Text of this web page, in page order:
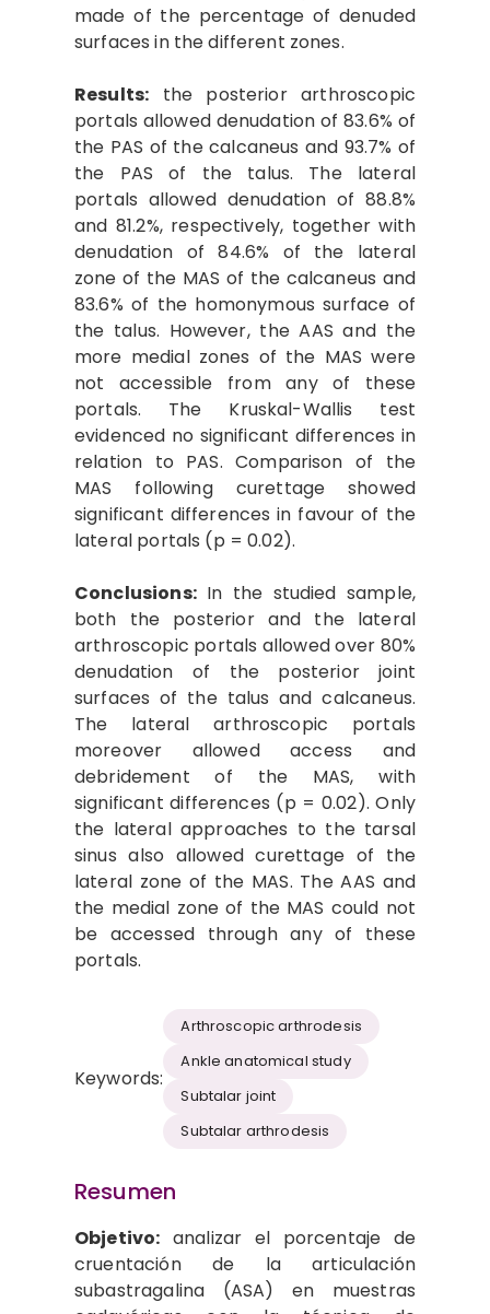
made of the percentage of denuded
surfaces in the different zones.
Results: the posterior arthroscopic
portals allowed denudation of 83.6% of
the PAS of the calcaneus and 93.7% of
the PAS of the talus. The lateral
portals allowed denudation of 88.8%
and 81.2%, respectively, together with
denudation of 84.6% of the lateral
zone of the MAS of the calcaneus and
83.6% of the homonymous surface of
the talus. However, the AAS and the
more medial zones of the MAS were
not accessible from any of these
portals. The Kruskal-Wallis test
evidenced no significant differences in
relation to PAS. Comparison of the
MAS following curettage showed
significant differences in favour of the
lateral portals (p = 0.02).
Conclusions:In the studied sample,
both the posterior and the lateral
arthroscopic portals allowed over 80%
denudation of the posterior joint
surfaces of the talus and calcaneus.
The lateral arthroscopic portals
moreover allowed access and
debridement of the MAS, with
significant differences (p = 0.02). Only
the lateral approaches to the tarsal
sinus also allowed curettage of the
lateral zone of the MAS. The AAS and
the medial zone of the MAS could not
be accessed through any of these
portals.
Keywords:
Arthroscopic arthrodesis
Ankle anatomical study
Subtalar joint
Subtalar arthrodesis
Resumen
Objetivo: analizar el porcentaje de
cruentación de la articulación
subastragalina (ASA) en muestras